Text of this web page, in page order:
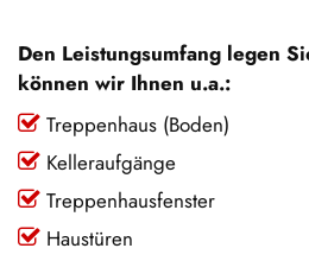
Den Leistungsumfang legen
können wir Ihnen u.a.:
Treppenhaus (Boden)
Kelleraufgänge
Treppenhausfenster
Haustüren